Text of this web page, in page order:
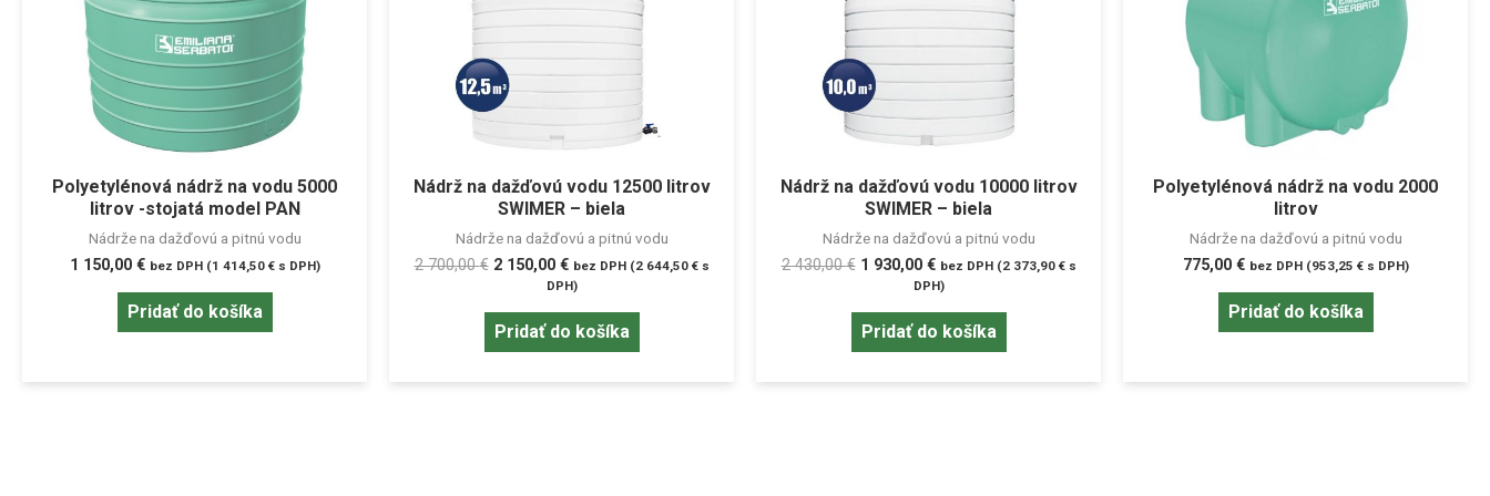
Polyetylénová nádrž na vodu 5000
litrov -stojatá model PAN
Nádrže na dažďovú a pitnú vodu
1 150,00 € bez DPH (1 414,50 €s DPH)
Pridať do košíka
Nádrž na dažďovú vodu 12500 litrov
SWIMER – biela
Nádrže na dažďovú a pitnú vodu
2 700,00€ 2 150,00 € bez DPH (2 644,50 €s
DPH)
Pridať do košíka
Nádrž na dažďovú vodu 10000 litrov
SWIMER – biela
Nádrže na dažďovú a pitnú vodu
2 430,00€ 1 930,00 € bez DPH (2 373,90 €s
DPH)
Pridať do košíka
Polyetylénová nádrž na vodu 2000
litrov
Nádrže na dažďovú a pitnú vodu
775,00 € bez DPH (953,25 €s DPH)
Pridať do košíka